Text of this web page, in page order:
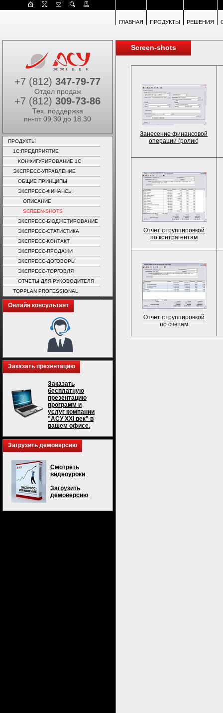
ГЛАВНАЯ ПРОДУКТЫ РЕШЕНИЯ
+7 (812)347-79-77
Отдел продаж
+7 (812)309-73-86
Тех. поддержка
пн-пт 09.30 до 18.30
ПРОДУКТЫ
1C:ПРЕДПРИЯТИЕ
КОНФИГУРИРОВАНИЕ 1С
ЭКСПРЕСС-УПРАВЛЕНИЕ
ОБЩИЕ ПРИНЦИПЫ
ЭКСПРЕСС-ФИНАНСЫ
ОПИСАНИЕ
SCREEN-SHOTS
ЭКСПРЕСС-БЮДЖЕТИРОВАНИЕ
ЭКСПРЕСС-СТАТИСТИКА
ЭКСПРЕСС-КОНТАКТ
ЭКСПРЕСС-ПРОДАЖИ
ЭКСПРЕСС-ДОГОВОРЫ
ЭКСПРЕСС-ТОРГОВЛЯ
ОТЧЕТЫ ДЛЯ РУКОВОДИТЕЛЯ
TOPPLAN PROFESSIONAL
Онлайн консультант
Заказать презентацию
Заказать
бесплатную
презентацию
программ и
услуг компании
"АСУ XXI век" в
вашем офисе.
Загрузить демоверсию
Смотреть
видеоуроки
Загрузить
демоверсию
Screen-shots
Занесение финансовой
операции (ролик)
Отчет с группировкой
по контрагентам
Отчет с группировкой
по счетам